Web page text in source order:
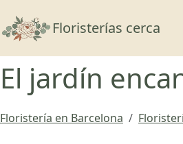
Floristerías cerca
El jardín
Floristería en Barcelona